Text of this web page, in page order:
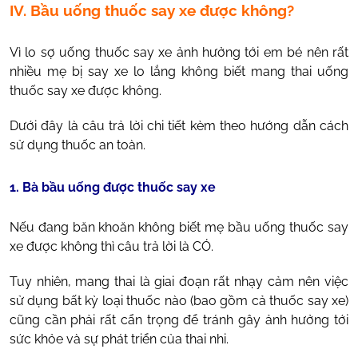
IV. Bầu uống thuốc say xe được không?
Vì lo sợ uống thuốc say xe ảnh hưởng tới em bé nên rất
nhiều mẹ bị say xe lo lắng không biết mang thai uống
thuốc say xe được không.
Dưới đây là câu trả lời chi tiết kèm theo hướng dẫn cách
sử dụng thuốc an toàn.
1. Bà bầu uống được thuốc say xe
Nếu đang băn khoăn không biết mẹ bầu uống thuốc say
xe được không thì câu trả lời là CÓ.
Tuy nhiên, mang thai là giai đoạn rất nhạy cảm nên việc
sử dụng bất kỳ loại thuốc nào (bao gồm cả thuốc say xe)
cũng cần phải rất cẩn trọng để tránh gây ảnh hưởng tới
sức khỏe và sự phát triển của thai nhi.